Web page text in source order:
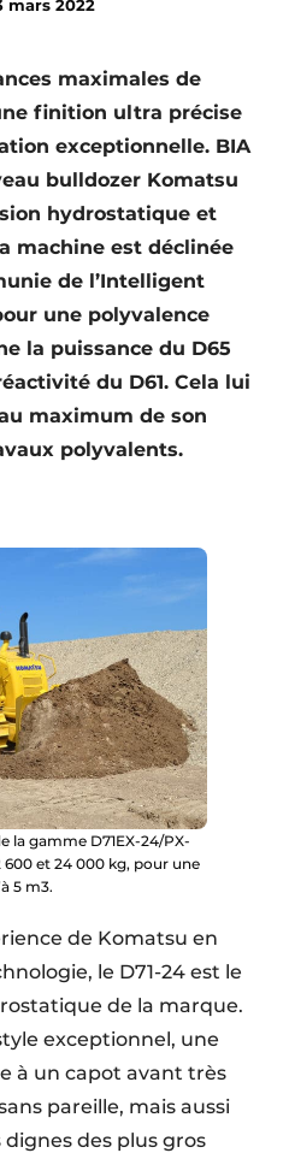
mars 2022
maximales de
finition ultra précise
exceptionnelle. BIA
bulldozer Komatsu
hydrostatique et
machine est déclinée
de l’Intelligent
une polyvalence
la puissance du D65
du D61. Cela lui
maximum de son
polyvalents.
la gamme D71EX-24/PX-
et 24 000 kg, pour une
5 m3.
de Komatsu en
le D71-24 est le
de la marque.
exceptionnel, une
à un capot avant très
pareille, mais aussi
des plus gros